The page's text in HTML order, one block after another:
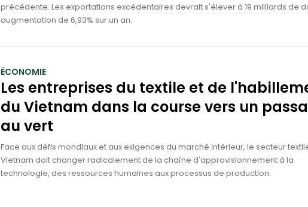
précédente. Les exportations excédentaires devrait s'élever à 19 milliards de
augmentation de 6,93% sur un an.
ÉCONOMIE
Les entreprises du textile et de
du Vietnam dans la course vers un
au vert
Face aux défis mondiaux et aux exigences du marché intérieur, le secteur
Vietnam doit changer radicalement de la chaîne d'approvisionnement à la
technologie, des ressources humaines aux processus de production.